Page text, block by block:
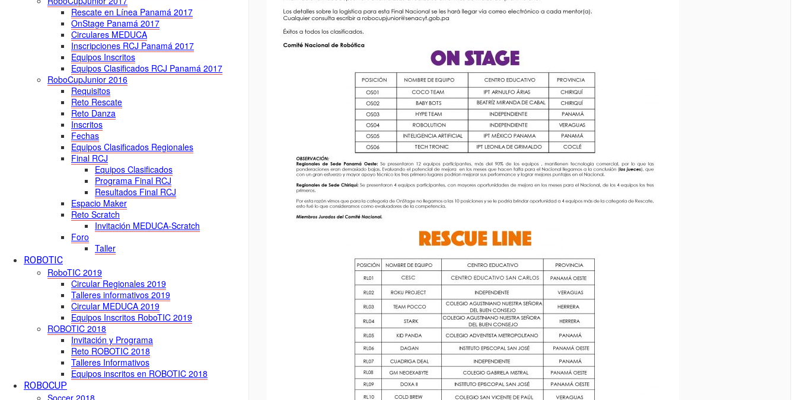
Rescate en Línea Panamá 2017
OnStage Panamá 2017
Circulares MEDUCA
Inscripciones RCJ Panamá 2017
Equipos Inscritos
Equipos Clasificados RCJ Panamá 2017
RoboCupJunior 2016
Requisitos
Reto Rescate
Reto Danza
Inscritos
Fechas
Equipos Clasificados Regionales
Final RCJ
Equipos Clasificados
Programa Final RCJ
Resultados Final RCJ
Espacio Maker
Reto Scratch
Invitación MEDUCA-Scratch
Foro
Taller
ROBOTIC
RoboTIC 2019
Circular Regionales 2019
Talleres informativos 2019
Circular MEDUCA 2019
Equipos Inscritos RoboTIC 2019
ROBOTIC 2018
Invitación y Programa
Reto ROBOTIC 2018
Talleres Informativos
Equipos inscritos en ROBOTIC 2018
ROBOCUP
Soccer 2018